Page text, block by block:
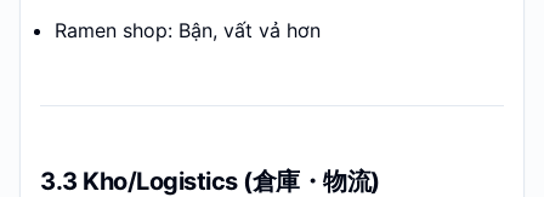
Ramen shop: Bận, vất vả hơn
3.3 Kho/Logistics (倉庫・物流)